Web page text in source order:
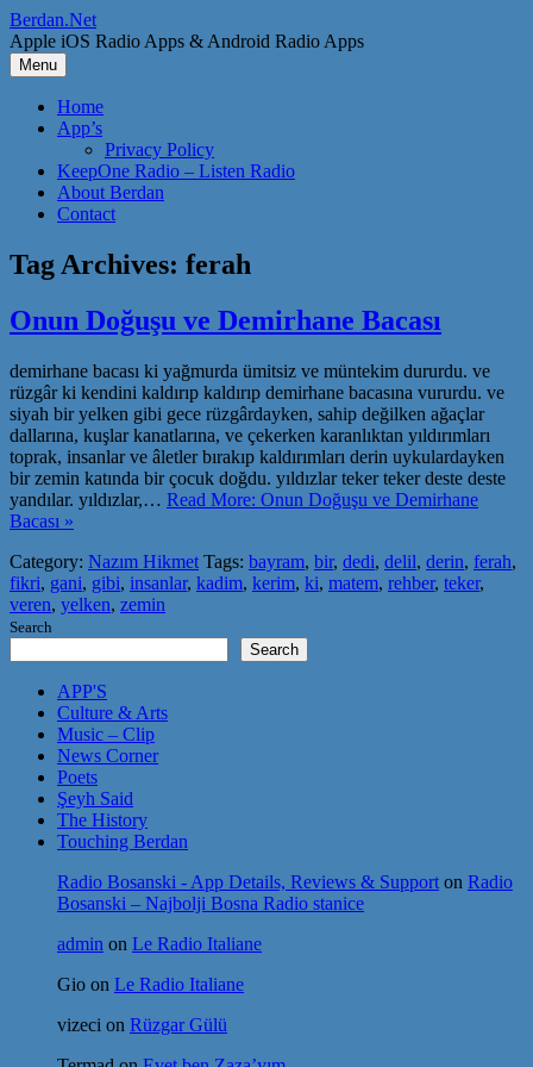
Skip
to
content
Berdan.Net
Apple iOS Radio Apps & Android Radio Apps
Menu
Home
App’s
Privacy Policy
KeepOne Radio – Listen Radio
About Berdan
Contact
Tag Archives: ferah
Onun Doğuşu ve Demirhane Bacası
demirhane bacası ki yağmurda ümitsiz ve müntekim dururdu. ve
rüzgâr ki kendini kaldırıp kaldırıp demirhane bacasına vururdu. ve
siyah bir yelken gibi gece rüzgârdayken, sahip değilken ağaçlar
dallarına, kuşlar kanatlarına, ve çekerken karanlıktan yıldırımları
toprak, insanlar ve âletler bırakıp kaldırımları derin uykulardayken
bir zemin katında bir çocuk doğdu. yıldızlar teker teker deste deste
yandılar. yıldızlar,… Read More: Onun Doğuşu ve Demirhane
Bacası »
Category: Nazım Hikmet Tags: bayram, bir, dedi, delil, derin, ferah,
fikri, gani, gibi, insanlar, kadim, kerim, ki, matem, rehber, teker,
veren, yelken, zemin
Search
Search
APP'S
Culture & Arts
Music – Clip
News Corner
Poets
Şeyh Said
The History
Touching Berdan
Radio Bosanski - App Details, Reviews & Support on Radio
Bosanski – Najbolji Bosna Radio stanice
admin on Le Radio Italiane
Gio on Le Radio Italiane
vizeci on Rüzgar Gülü